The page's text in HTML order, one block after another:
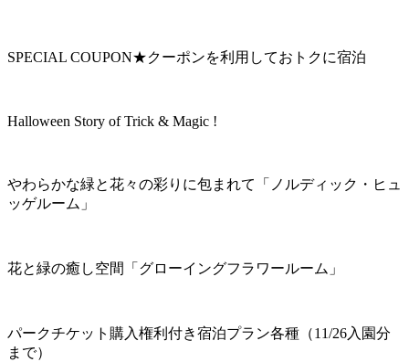
SPECIAL COUPON★クーポンを利用しておトクに宿泊
Halloween Story of Trick & Magic !
やわらかな緑と花々の彩りに包まれて「ノルディック・ヒュ
ッゲルーム」
花と緑の癒し空間「グローイングフラワールーム」
パークチケット購入権利付き宿泊プラン各種（11/26入園分
まで）